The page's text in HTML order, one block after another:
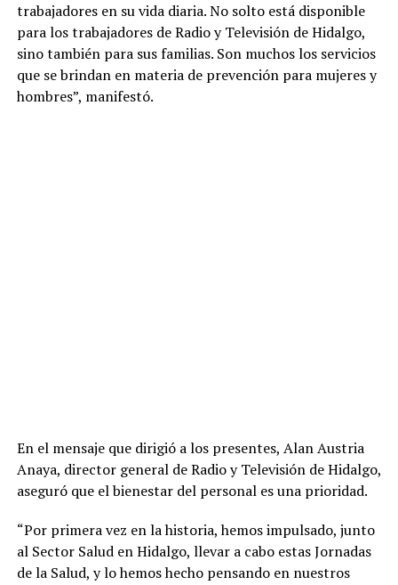
trabajadores en su vida diaria. No solto está disponible
para los trabajadores de Radio y Televisión de Hidalgo,
sino también para sus familias. Son muchos los servicios
que se brindan en materia de prevención para mujeres y
hombres”, manifestó.
En el mensaje que dirigió a los presentes, Alan Austria
Anaya, director general de Radio y Televisión de Hidalgo,
aseguró que el bienestar del personal es una prioridad.
“Por primera vez en la historia, hemos impulsado, junto
al Sector Salud en Hidalgo, llevar a cabo estas Jornadas
de la Salud, y lo hemos hecho pensando en nuestros